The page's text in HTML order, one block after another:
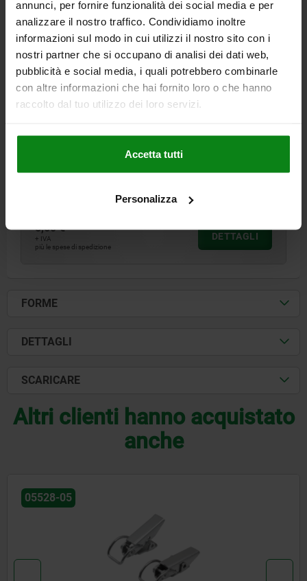
annunci, per fornire funzionalità dei social media e per
analizzare il nostro traffico. Condividiamo inoltre
informazioni sul modo in cui utilizzi il nostro sito con i
nostri partner che si occupano di analisi dei dati web,
pubblicità e social media, i quali potrebbero combinarle
con altre informazioni che hai fornito loro o che hanno
raccolto dal tuo utilizzo dei loro servizi.
Accetta tutti
Personalizza
CHIUSURA A LEVA CON GANCIO DI SERRAGGIO MO,
MATERIALE CORPO BASE=ACCIAIO INOX FORMA=B
TIPO DI FORMA=CON OCCHIELLO FORZA DI TENUTA F1 N=700
05550-05-2430692
5,60 €
+ IVA
più le spese di spedizione
DETTAGLI
FORME
DETTAGLI
SCARICARE
Altri clienti hanno acquistato
anche